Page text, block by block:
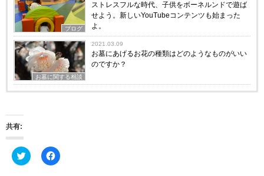
ブログ
ストレスフルな時代、子供をボーネルンドで遊ば
せよう。新しいYouTubeコンテンツも始まった
よ。
お墓に関する相談
2021.03.09
お墓にあげるお花の種類はどのようなものがいい
のですか？
共有:
ク
リ
F
a